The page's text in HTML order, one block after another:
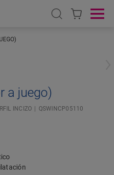
Open search
a juego)
INCIZO QSWINCP05110